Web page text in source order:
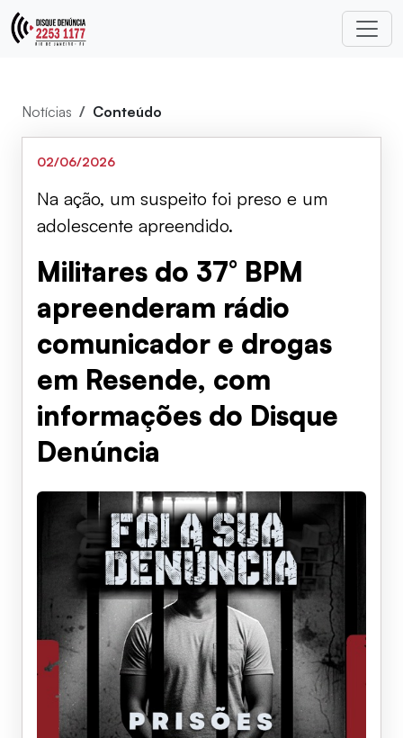
Notícias Conteúdo
02/06/2026
Na ação, um suspeito foi preso e um
adolescente apreendido.
Militares do 37° BPM
apreenderam rádio
comunicador e drogas
em Resende, com
informações do Disque
Denúncia